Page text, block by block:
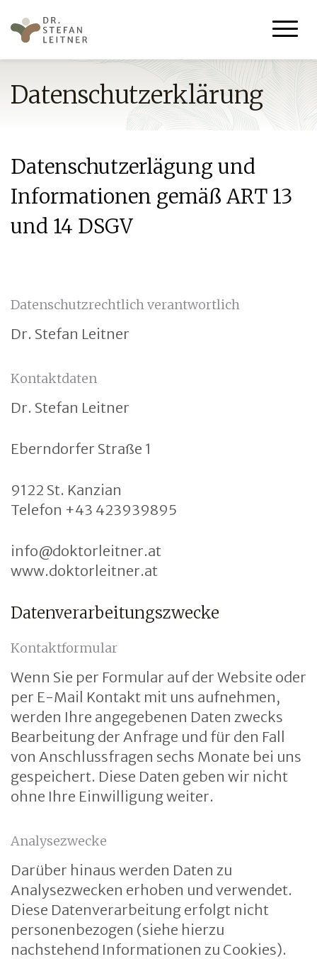
Datenschutzerklärung
Datenschutzerlägung und
Informationen gemäß ART 13
und 14 DSGV
Datenschutzrechtlich verantwortlich
Dr. Stefan Leitner
Kontaktdaten
Dr. Stefan Leitner
Eberndorfer Straße 1
9122 St. Kanzian
Telefon +43 423939895
info@doktorleitner.at
www.doktorleitner.at
​Datenverarbeitungszwecke
Kontaktformular
Wenn Sie per Formular auf der Website oder
per E-Mail Kontakt mit uns aufnehmen,
werden Ihre angegebenen Daten zwecks
Bearbeitung der Anfrage und für den Fall
von Anschlussfragen sechs Monate bei uns
gespeichert. Diese Daten geben wir nicht
ohne Ihre Einwilligung weiter.
Analysezwecke
Darüber hinaus werden Daten zu
Analysezwecken erhoben und verwendet.
Diese Datenverarbeitung erfolgt nicht
personenbezogen (siehe hierzu
nachstehend Informationen zu Cookies).